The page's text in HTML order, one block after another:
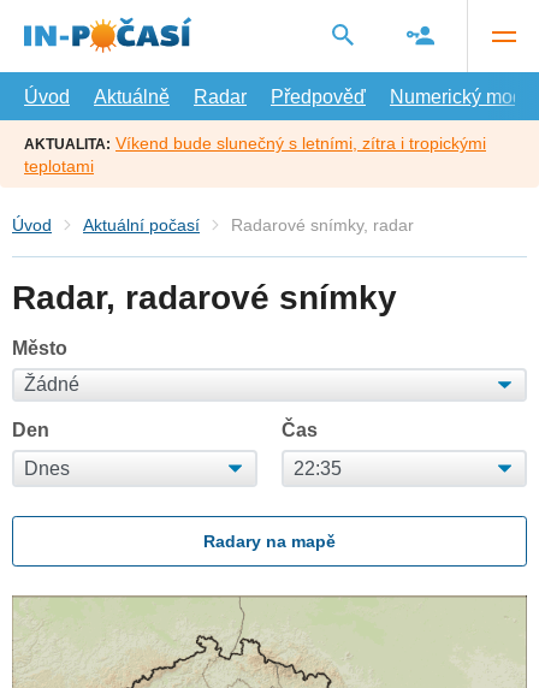
hlavní
Úvod
Aktuálně Radar Předpověď Numerický model
AKTUALITA: Víkend bude slunečný s letními, zítra i tropickými
teplotami
Úvod Aktuální počasí Radarové snímky, radar
Radar, radarové snímky
Město
Den Čas
Radary na mapě